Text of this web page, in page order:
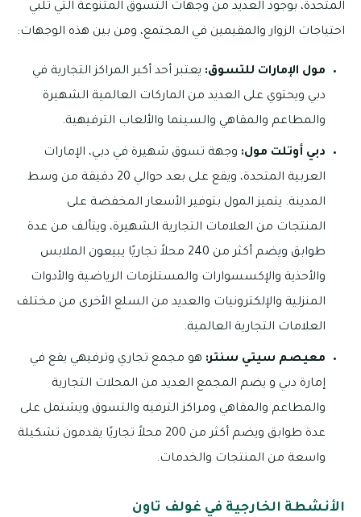
المتحدة، بوجود العديد من وجهات التسوق المتنوعة التي تلبي
احتياجات الزوار والمقيمين في المجتمع، ومن بين هذه الوجهات:
مول الإمارات للتسوق: يعتبر أحد أكبر المراكز التجارية في
دبي ويحتوي على العديد من الماركات العالمية الشهيرة
والمطاعم والمقاهي والسينما والألعاب الترفيهية.
دبي أوتلت مول: وجهة تسوق شهيرة في دبي، الإمارات
العربية المتحدة، ويقع على بعد حوالي 20 دقيقة من وسط
المدينة. يتميز المول بتوفير الأسعار المخفضة على
المنتجات من العلامات التجارية الشهيرة، ويتألف من عدة
طوابق ويضم أكثر من 240 محلاً تجاريًا يبيعون الملابس
والأحذية والإكسسوارات والمستلزمات الرياضية والأدوات
المنزلية والإلكترونيات والعديد من السلع الأخرى من مختلف
العلامات التجارية العالمية.
معيصم سيتي سنتر: هو مجمع تجاري وترفيهي يقع في
إمارة دبي و يضم المجمع العديد من المحلات التجارية
والمطاعم والمقاهي ومراكز الترفيه والتسوق ويشتمل على
عدة طوابق ويضم أكثر من 200 محلاً تجاريًا يقدمون تشكيلة
واسعة من المنتجات والخدمات.
الأنشطة الخارجية في غولف تاون